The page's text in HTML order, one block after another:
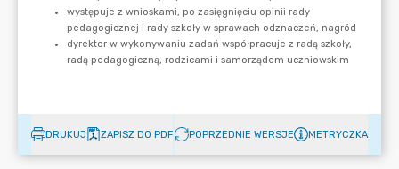
DRUKUJ ZAPISZ DO PDF POPRZEDNIE WERSJE METRYCZKA